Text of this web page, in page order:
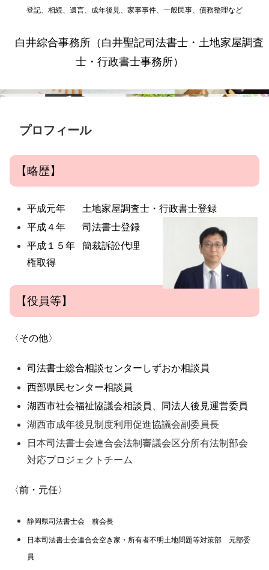
登記、相続、遺言、成年後見、家事事件、一般民事、債務整理など
白井綜合事務所（白井聖記司法書士・土地家屋調査
士・行政書士事務所）
プロフィール
【略歴】
平成元年 土地家屋調査士・行政書士登録
平成４年 司法書士登録
平成１５年 簡裁訴訟代理
権取得
【役員等】
〈その他〉
司法書士総合相談センターしずおか相談員
西部県民センター相談員
湖西市社会福祉協議会相談員、同法人後見運営委員
湖西市成年後見制度利用促進協議会副委員長
日本司法書士会連合会法制審議会区分所有法制部会
対応プロジェクトチーム
〈前・元任〉
静岡県司法書士会 前会長
日本司法書士会連合会空き家・所有者不明土地問題等対策部 元部委
員